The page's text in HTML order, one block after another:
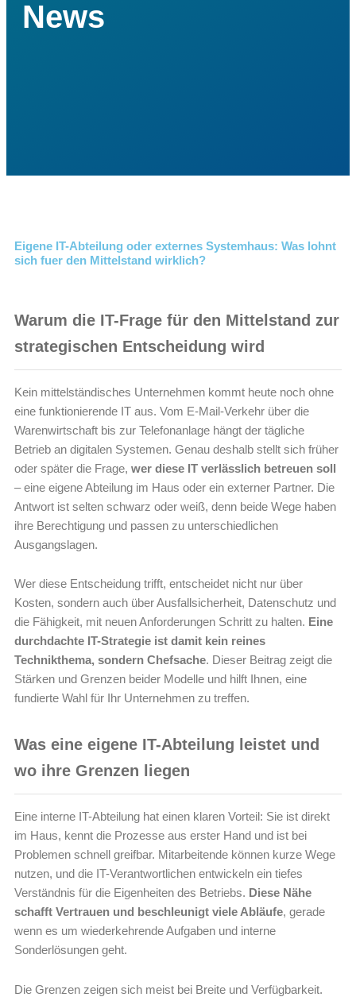
News
Eigene IT-Abteilung oder externes Systemhaus: Was lohnt
sich fuer den Mittelstand wirklich?
Warum die IT-Frage für den Mittelstand zur
strategischen Entscheidung wird
Kein mittelständisches Unternehmen kommt heute noch ohne
eine funktionierende IT aus. Vom E-Mail-Verkehr über die
Warenwirtschaft bis zur Telefonanlage hängt der tägliche
Betrieb an digitalen Systemen. Genau deshalb stellt sich früher
oder später die Frage, wer diese IT verlässlich betreuen soll
– eine eigene Abteilung im Haus oder ein externer Partner. Die
Antwort ist selten schwarz oder weiß, denn beide Wege haben
ihre Berechtigung und passen zu unterschiedlichen
Ausgangslagen.
Wer diese Entscheidung trifft, entscheidet nicht nur über
Kosten, sondern auch über Ausfallsicherheit, Datenschutz und
die Fähigkeit, mit neuen Anforderungen Schritt zu halten. Eine
durchdachte IT-Strategie ist damit kein reines
Technikthema, sondern Chefsache. Dieser Beitrag zeigt die
Stärken und Grenzen beider Modelle und hilft Ihnen, eine
fundierte Wahl für Ihr Unternehmen zu treffen.
Was eine eigene IT-Abteilung leistet und
wo ihre Grenzen liegen
Eine interne IT-Abteilung hat einen klaren Vorteil: Sie ist direkt
im Haus, kennt die Prozesse aus erster Hand und ist bei
Problemen schnell greifbar. Mitarbeitende können kurze Wege
nutzen, und die IT-Verantwortlichen entwickeln ein tiefes
Verständnis für die Eigenheiten des Betriebs. Diese Nähe
schafft Vertrauen und beschleunigt viele Abläufe, gerade
wenn es um wiederkehrende Aufgaben und interne
Sonderlösungen geht.
Die Grenzen zeigen sich meist bei Breite und Verfügbarkeit.